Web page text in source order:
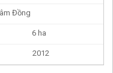
Đồng
6 ha
2012